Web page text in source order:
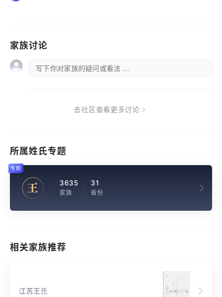
家族讨论
写下你对家族的疑问或看法 ...
去社区查看更多讨论
所属姓氏专题
王 3635
家族
31
省份
专题
相关家族推荐
江苏王氏